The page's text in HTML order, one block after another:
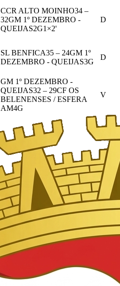
CCR ALTO MOINHO34 –
32GM 1º DEZEMBRO -
QUEIJAS2G1 ×2'
D
SL BENFICA35 – 24GM 1º
DEZEMBRO - QUEIJAS3G
D
GM 1º DEZEMBRO -
QUEIJAS32 – 29CF OS
BELENENSES / ESFERA
AM4G
V